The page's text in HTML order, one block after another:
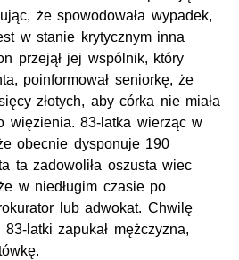
że spowodowała wypadek,
w stanie krytycznym inna
przejął jej wspólnik, który
poinformował seniorkę, że
złotych, aby córka nie miała
więzienia. 83-latka wierząc w
obecnie dysponuje 190
ta zadowoliła oszusta wiec
w niedługim czasie po
lub adwokat. Chwilę
latki zapukał mężczyzna,